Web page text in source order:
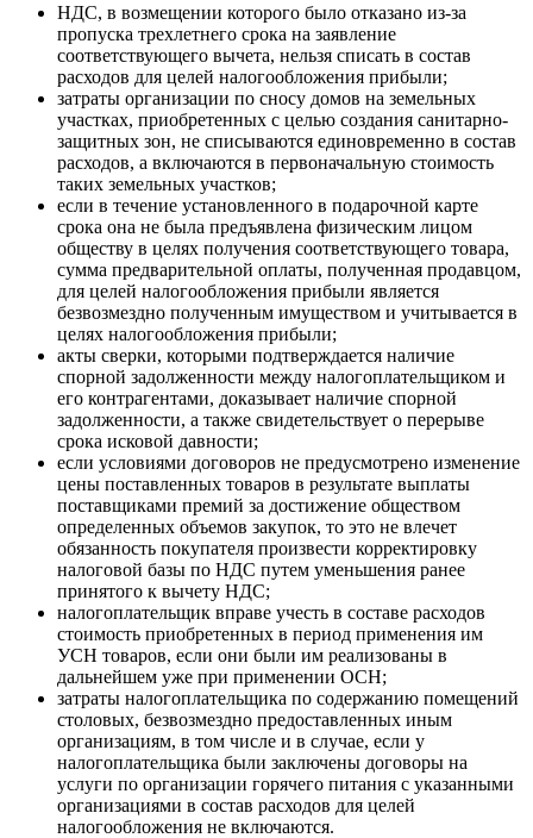
НДС, в возмещении которого было отказано из-за
пропуска трехлетнего срока на заявление
соответствующего вычета, нельзя списать в состав
расходов для целей налогообложения прибыли;
затраты организации по сносу домов на земельных
участках, приобретенных с целью создания санитарно-
защитных зон, не списываются единовременно в состав
расходов, а включаются в первоначальную стоимость
таких земельных участков;
если в течение установленного в подарочной карте
срока она не была предъявлена физическим лицом
обществу в целях получения соответствующего товара,
сумма предварительной оплаты, полученная продавцом,
для целей налогообложения прибыли является
безвозмездно полученным имуществом и учитывается в
целях налогообложения прибыли;
акты сверки, которыми подтверждается наличие
спорной задолженности между налогоплательщиком и
его контрагентами, доказывает наличие спорной
задолженности, а также свидетельствует о перерыве
срока исковой давности;
если условиями договоров не предусмотрено изменение
цены поставленных товаров в результате выплаты
поставщиками премий за достижение обществом
определенных объемов закупок, то это не влечет
обязанность покупателя произвести корректировку
налоговой базы по НДС путем уменьшения ранее
принятого к вычету НДС;
налогоплательщик вправе учесть в составе расходов
стоимость приобретенных в период применения им
УСН товаров, если они были им реализованы в
дальнейшем уже при применении ОСН;
затраты налогоплательщика по содержанию помещений
столовых, безвозмездно предоставленных иным
организациям, в том числе и в случае, если у
налогоплательщика были заключены договоры на
услуги по организации горячего питания с указанными
организациями в состав расходов для целей
налогообложения не включаются.